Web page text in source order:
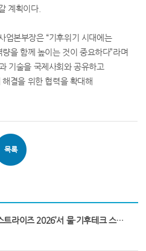
계획이다.
업본부장은 “기후위기 시대에는
을 함께 높이는 것이 중요하다”라며
기술을 국제사회와 공유하고
결을 위한 협력을 확대해
목록
한국수자원공사, ‘넥스트라이즈 2026’서 물·기후테크 스타트업과 혁신 기술 선보여